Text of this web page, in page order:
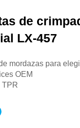
de
LX-457
mordazas para
OEM
TPR